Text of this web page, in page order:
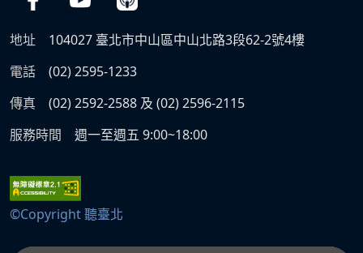
地址
104027 臺北市中山區中山北路3段62-2號4樓
電話
(02) 2595-1233
傳真
(02) 2592-2588 及 (02) 2596-2115
服務時間
週一至週五 9:00~18:00
©Copyright 聽臺北